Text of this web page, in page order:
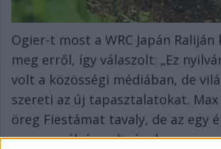
Ogier-t most a WRC Japán
meg erről, így válaszolt: „Ez
volt a közösségi médiában, de
szereti az új tapasztalatokat. Max
öreg Fiestámat tavaly, de az egy
versenypályán volt, úgyhogy